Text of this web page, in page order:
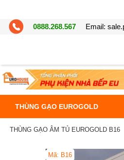
0888.268.567 Email:
THÙNG GẠO EUROGOLD
THÙNG GẠO ÂM TỦ EUROGOLD B16
Mã: B16